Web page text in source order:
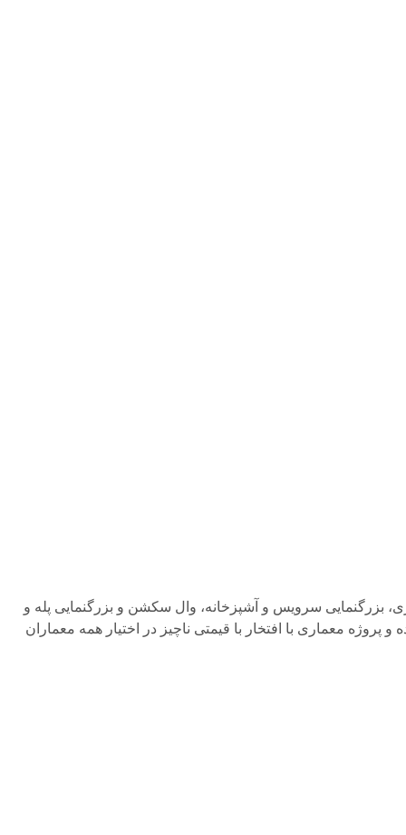
برش، فنداسیون، خاک برداری، تیر ریزی، بزرگنمایی سرویس و آشپزخانه، وال سکشن و بزرگنمایی پله و
معماری با افتخار با قیمتی ناچیز در اختیار همه معماران